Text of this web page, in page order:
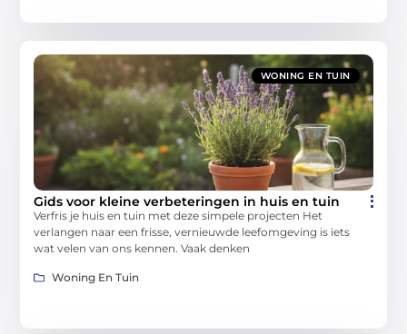
WONING EN TUIN
Gids voor kleine verbeteringen in huis en tuin
Verfris je huis en tuin met deze simpele projecten Het
verlangen naar een frisse, vernieuwde leefomgeving is iets
wat velen van ons kennen. Vaak denken
Woning En Tuin